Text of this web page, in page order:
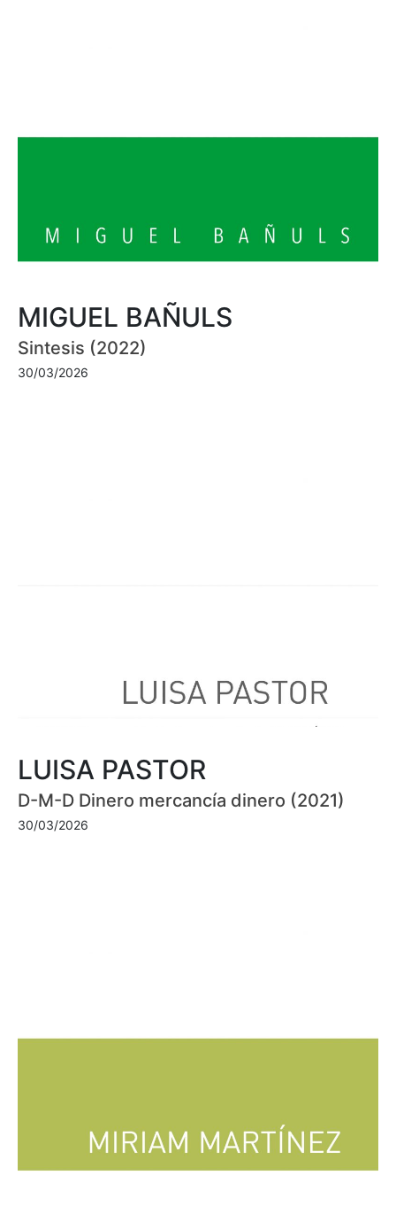
MIGUEL BAÑULS
Sintesis (2022)
30/03/2026
LUISA PASTOR
D-M-D Dinero mercancía dinero (2021)
30/03/2026